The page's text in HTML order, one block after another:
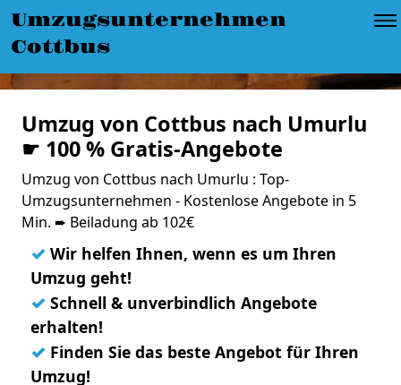
Umzugsunternehmen
Cottbus
Umzug von Cottbus nach Umurlu
☛ 100 % Gratis-Angebote
Umzug von Cottbus nach Umurlu : Top-
Umzugsunternehmen - Kostenlose Angebote in 5
Min. ➨ Beiladung ab 102€
✓ Wir helfen Ihnen, wenn es um Ihren
Umzug geht!
✓ Schnell & unverbindlich Angebote
erhalten!
✓ Finden Sie das beste Angebot für Ihren
Umzug!